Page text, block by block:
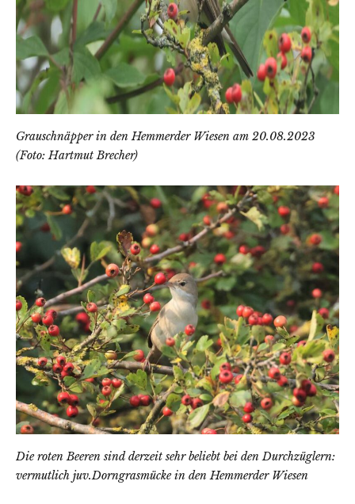
Grauschnäpper in den Hemmerder Wiesen am 20.08.2023
(Foto: Hartmut Brecher)
Die roten Beeren sind derzeit sehr beliebt bei den Durchzüglern:
vermutlich juv.Dorngrasmücke in den Hemmerder Wiesen